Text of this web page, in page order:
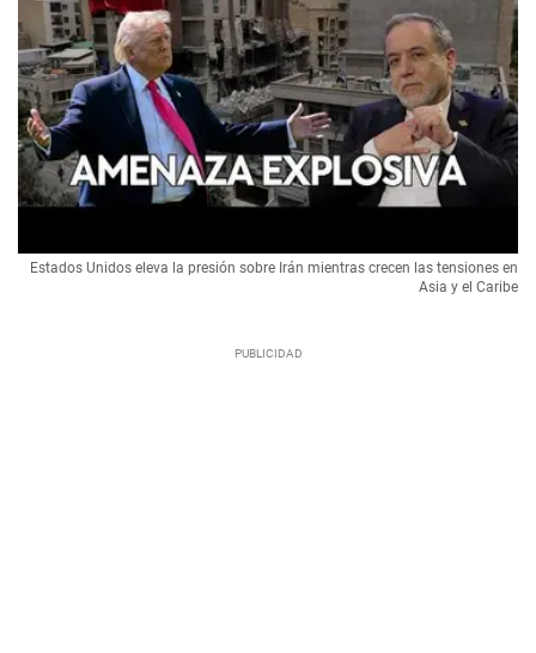
Estados Unidos eleva la presión sobre Irán mientras crecen las tensiones en
Asia y el Caribe